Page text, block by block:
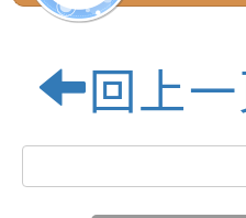
訊
區《植
有關本
專注力
緒學習
梯次)」
檢送桃
字稿及
函轉「
海報電
檢送桃
國
區
回上